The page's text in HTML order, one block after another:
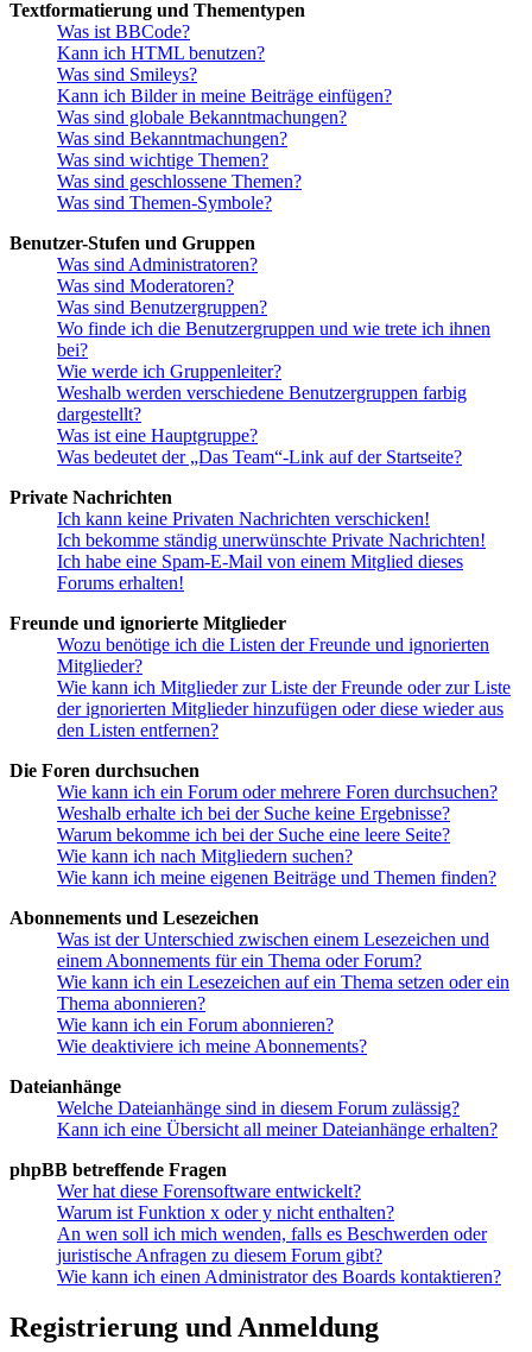
Textformatierung und Thementypen
Was ist BBCode?
Kann ich HTML benutzen?
Was sind Smileys?
Kann ich Bilder in meine Beiträge einfügen?
Was sind globale Bekanntmachungen?
Was sind Bekanntmachungen?
Was sind wichtige Themen?
Was sind geschlossene Themen?
Was sind Themen-Symbole?
Benutzer-Stufen und Gruppen
Was sind Administratoren?
Was sind Moderatoren?
Was sind Benutzergruppen?
Wo finde ich die Benutzergruppen und wie trete ich ihnen
bei?
Wie werde ich Gruppenleiter?
Weshalb werden verschiedene Benutzergruppen farbig
dargestellt?
Was ist eine Hauptgruppe?
Was bedeutet der „Das Team“-Link auf der Startseite?
Private Nachrichten
Ich kann keine Privaten Nachrichten verschicken!
Ich bekomme ständig unerwünschte Private Nachrichten!
Ich habe eine Spam-E-Mail von einem Mitglied dieses
Forums erhalten!
Freunde und ignorierte Mitglieder
Wozu benötige ich die Listen der Freunde und ignorierten
Mitglieder?
Wie kann ich Mitglieder zur Liste der Freunde oder zur Liste
der ignorierten Mitglieder hinzufügen oder diese wieder aus
den Listen entfernen?
Die Foren durchsuchen
Wie kann ich ein Forum oder mehrere Foren durchsuchen?
Weshalb erhalte ich bei der Suche keine Ergebnisse?
Warum bekomme ich bei der Suche eine leere Seite?
Wie kann ich nach Mitgliedern suchen?
Wie kann ich meine eigenen Beiträge und Themen finden?
Abonnements und Lesezeichen
Was ist der Unterschied zwischen einem Lesezeichen und
einem Abonnements für ein Thema oder Forum?
Wie kann ich ein Lesezeichen auf ein Thema setzen oder ein
Thema abonnieren?
Wie kann ich ein Forum abonnieren?
Wie deaktiviere ich meine Abonnements?
Dateianhänge
Welche Dateianhänge sind in diesem Forum zulässig?
Kann ich eine Übersicht all meiner Dateianhänge erhalten?
phpBB betreffende Fragen
Wer hat diese Forensoftware entwickelt?
Warum ist Funktion x oder y nicht enthalten?
An wen soll ich mich wenden, falls es Beschwerden oder
juristische Anfragen zu diesem Forum gibt?
Wie kann ich einen Administrator des Boards kontaktieren?
Registrierung und Anmeldung